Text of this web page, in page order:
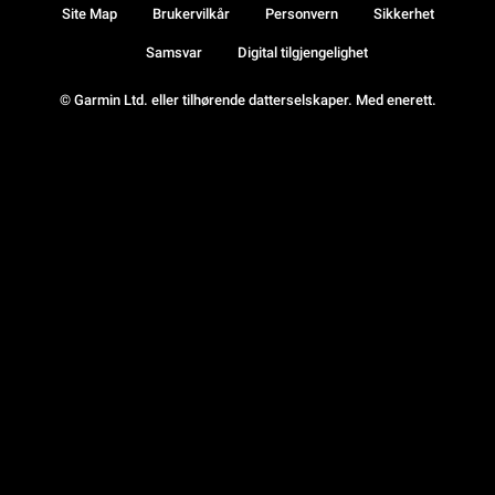
© Garmin Ltd. eller tilhørende datterselskaper. Med enerett.
Site Map Brukervilkår Personvern Sikkerhet
Samsvar Digital tilgjengelighet